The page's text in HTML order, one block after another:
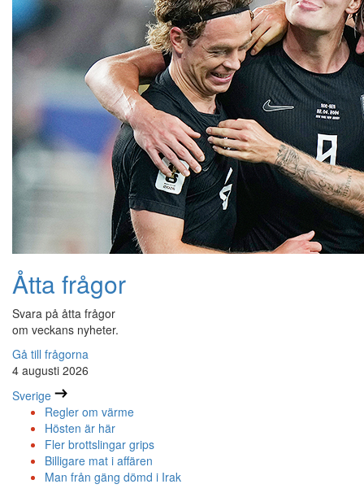
Åtta frågor
Svara på åtta frågor
om veckans nyheter.
Gå till frågorna
4 augusti 2026
Sverige
Regler om värme
Hösten är här
Fler brottslingar grips
Billigare mat i affären
Man från gäng dömd i Irak